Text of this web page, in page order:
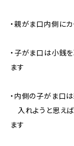
・親がま口内側にカ
・子がま口は小銭
ます
・内側の子がま口
入れようと思え
ます